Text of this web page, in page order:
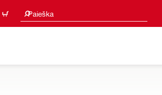
Paieška
Paieškos pasiūlymai